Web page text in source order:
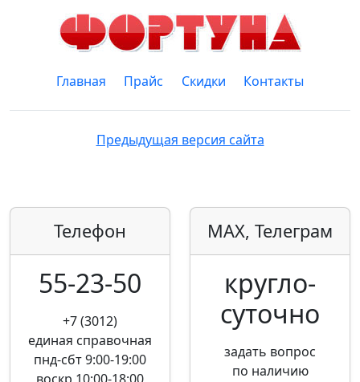
Главная Прайс Скидки Контакты
Предыдущая версия сайта
Телефон
55-23-50
+7 (3012)
единая справочная
пнд-сбт 9:00-19:00
MAX, Телеграм
кругло­
суточно
задать вопрос
по наличию